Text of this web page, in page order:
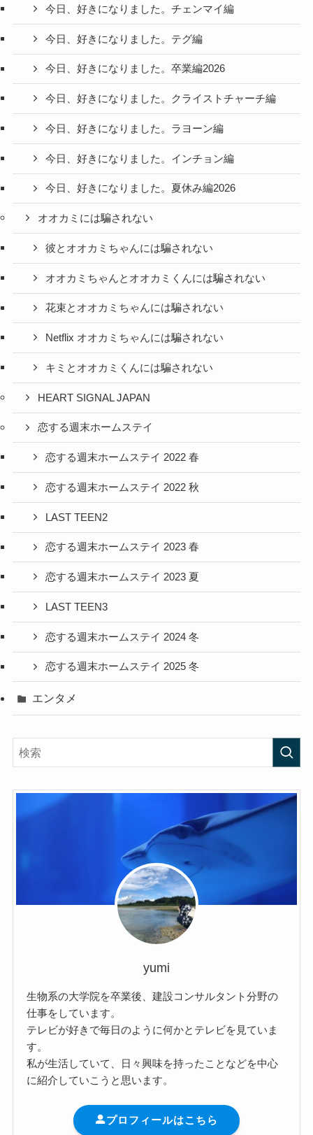
今日、好きになりました。チェンマイ編
今日、好きになりました。テグ編
今日、好きになりました。卒業編2026
今日、好きになりました。クライストチャーチ編
今日、好きになりました。ラヨーン編
今日、好きになりました。インチョン編
今日、好きになりました。夏休み編2026
オオカミには騙されない
彼とオオカミちゃんには騙されない
オオカミちゃんとオオカミくんには騙されない
花束とオオカミちゃんには騙されない
Netflix オオカミちゃんには騙されない
キミとオオカミくんには騙されない
HEART SIGNAL JAPAN
恋する週末ホームステイ
恋する週末ホームステイ 2022 春
恋する週末ホームステイ 2022 秋
LAST TEEN2
恋する週末ホームステイ 2023 春
恋する週末ホームステイ 2023 夏
LAST TEEN3
恋する週末ホームステイ 2024 冬
恋する週末ホームステイ 2025 冬
エンタメ
yumi
生物系の大学院を卒業後、建設コンサルタント分野の
仕事をしています。
テレビが好きで毎日のように何かとテレビを見ていま
す。
私が生活していて、日々興味を持ったことなどを中心
に紹介していこうと思います。
プロフィールはこちら